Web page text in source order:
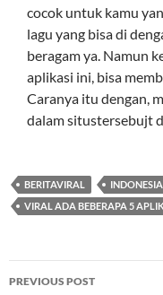
cocok untuk kamu
lagu yang bisa di
beragam ya. Namun
aplikasi ini, bisa
Caranya itu dengan,
dalam situstersebujt
BERITAVIRAL
INDONESIA
VIRAL ADA BEBERAPA 5
Post
PREVIOUS POST